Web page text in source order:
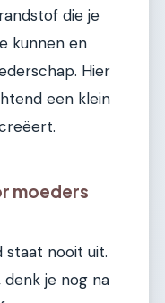
die je
kunnen en
Hier
een klein
moeders
staat nooit uit.
denk je nog na